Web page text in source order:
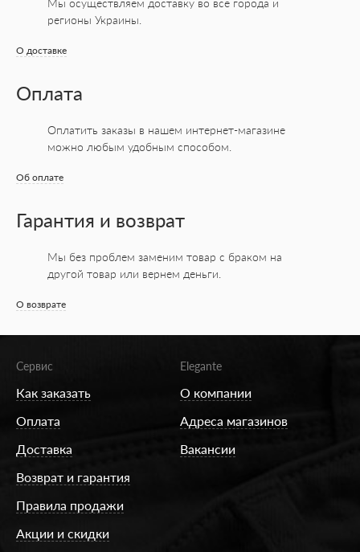
регионы Украины.
О доставке
Оплата
Оплатить заказы в нашем интернет-магазине
можно любым удобным способом.
Об оплате
Гарантия и возврат
Мы без проблем заменим товар с браком на
другой товар или вернем деньги.
О возврате
Сервис
Как заказать
Оплата
Доставка
Возврат и гарантия
Правила продажи
Акции и скидки
Elegante
О компании
Адреса магазинов
Вакансии